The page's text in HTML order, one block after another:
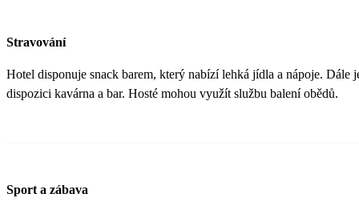
Stravování
Hotel disponuje snack barem, který nabízí lehká jídla a nápoje. Dále
dispozici kavárna a bar. Hosté mohou využít službu balení obědů​.
Sport a zábava